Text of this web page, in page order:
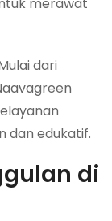
merawat
dari
dan edukatif.
di